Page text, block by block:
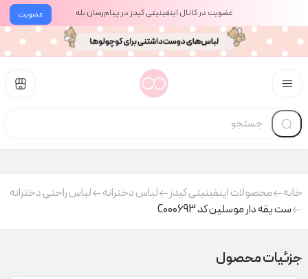
عضویت عضویت در کانال اینفینیتی کیدز در پیام‌رسان بله
خانه محصولات اینفینیتی کیدز لباس دخترانه
لباس راحتی دخترانه
ست یقه دار موسلین کد C000693
جزئیات محصول